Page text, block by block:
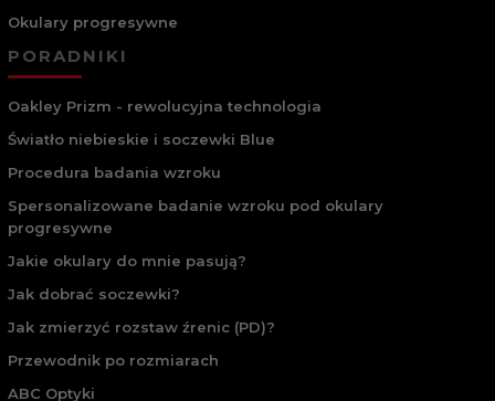
Okulary progresywne
PORADNIKI
Oakley Prizm - rewolucyjna technologia
Światło niebieskie i soczewki Blue
Procedura badania wzroku
Spersonalizowane badanie wzroku pod okulary
progresywne
Jakie okulary do mnie pasują?
Jak dobrać soczewki?
Jak zmierzyć rozstaw źrenic (PD)?
Przewodnik po rozmiarach
ABC Optyki